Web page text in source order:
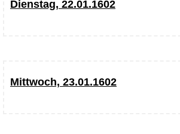
Dienstag, 22.01.1602
Mittwoch, 23.01.1602